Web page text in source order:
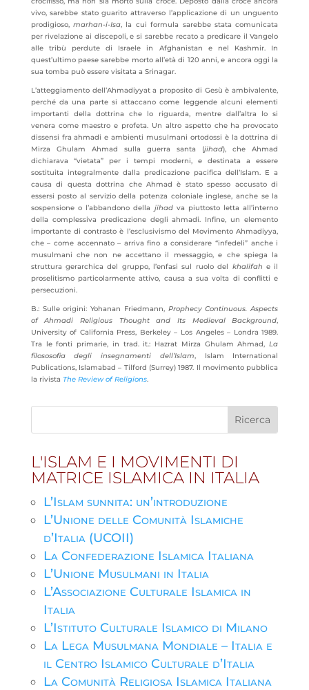
vivo, sarebbe stato guarito attraverso l’applicazione di un unguento
prodigioso,marhan-i-Isa, la cui formula sarebbe stata comunicata
per rivelazione ai discepoli, e si sarebbe recato a predicare il Vangelo
alle tribù perdute di Israele in Afghanistan e nel Kashmir. In
quest’ultimo paese sarebbe morto all’età di 120 anni, e ancora oggi la
sua tomba può essere visitata a Srinagar.
L’atteggiamento dell’Ahmadiyyat a proposito di Gesù è ambivalente,
perché da una parte si attaccano come leggende alcuni elementi
importanti della dottrina che lo riguarda, mentre dall’altra lo si
venera come maestro e profeta. Un altro aspetto che ha provocato
dissensi fra ahmadi e ambienti musulmani ortodossi è la dottrina di
Mirza Ghulam Ahmad sulla guerra santa (jihad), che Ahmad
dichiarava “vietata” per i tempi moderni, e destinata a essere
sostituita integralmente dalla predicazione pacifica dell’Islam. E a
causa di questa dottrina che Ahmad è stato spesso accusato di
essersi posto al servizio della potenza coloniale inglese, anche se la
sospensione o l’abbandono della jihad va piuttosto letta all’interno
della complessiva predicazione degli ahmadi. Infine, un elemento
importante di contrasto è l’esclusivismo del Movimento Ahmadiyya,
che – come accennato – arriva fino a considerare “infedeli” anche i
musulmani che non ne accettano il messaggio, e che spiega la
struttura gerarchica del gruppo, l’enfasi sul ruolo del khalifah e il
proselitismo particolarmente attivo, causa a sua volta di conflitti e
persecuzioni.
B.: Sulle origini: Yohanan Friedmann, Prophecy Continuous. Aspects
of Ahmadi Religious Thought and Its Medieval Background,
University of California Press, Berkeley – Los Angeles – Londra 1989.
Tra le fonti primarie, in trad. it.: Hazrat Mirza Ghulam Ahmad,La
filososofia degli insegnamenti dell’Islam, Islam International
Publications, Islamabad – Tilford (Surrey) 1987. Il movimento pubblica
la rivista The Review of Religions.
L'ISLAM E I MOVIMENTI DI
MATRICE ISLAMICA IN ITALIA
L’Islam sunnita: un’introduzione
L’Unione delle Comunità Islamiche
d’Italia (UCOII)
La Confederazione Islamica Italiana
L’Unione Musulmani in Italia
L’Associazione Culturale Islamica in
Italia
L’Istituto Culturale Islamico di Milano
La Lega Musulmana Mondiale – Italia e
il Centro Islamico Culturale d’Italia
La Comunità Religiosa Islamica Italiana